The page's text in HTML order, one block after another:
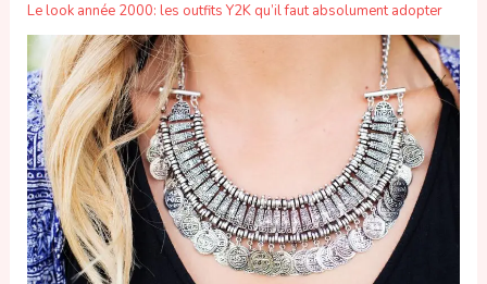
Le look année 2000: les outfits Y2K qu’il faut absolument adopter